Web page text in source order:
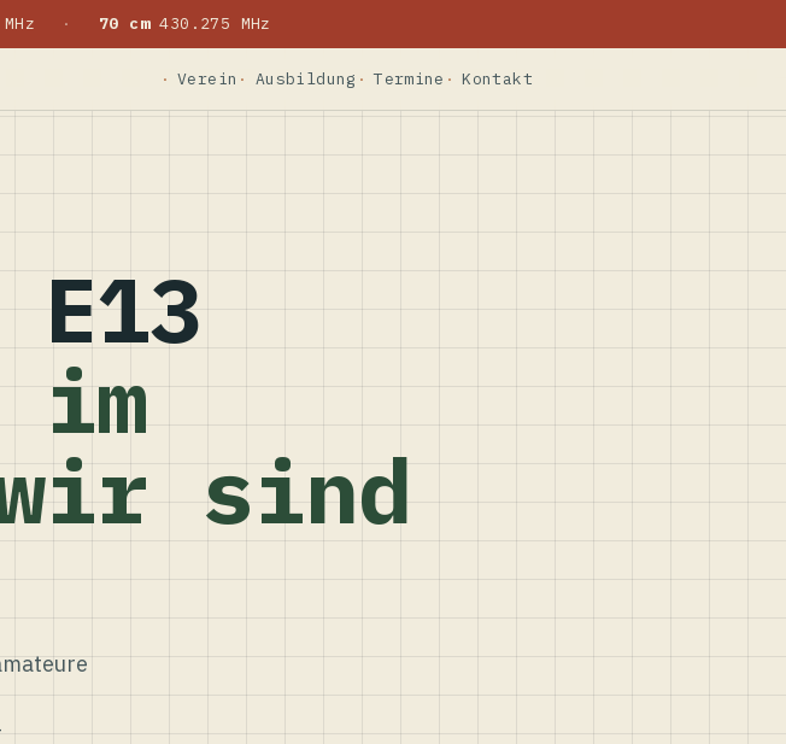
· 70 cm430.275 MHz
Verein Ausbildung Termine Kontakt
im
sind